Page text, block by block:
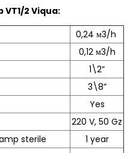
2 Viqua:
0,24 м3/h
0,12 м3/h
1\2”
3\8”
Yes
220 V, 50 Gz
sterile
1 year